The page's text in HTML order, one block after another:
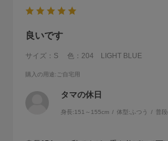
良いです
サイズ：S 色：204 LIGHT BLUE
購入の用途:ご自宅用
タマの休日
身長:151～155cm 体型:ふつう 普